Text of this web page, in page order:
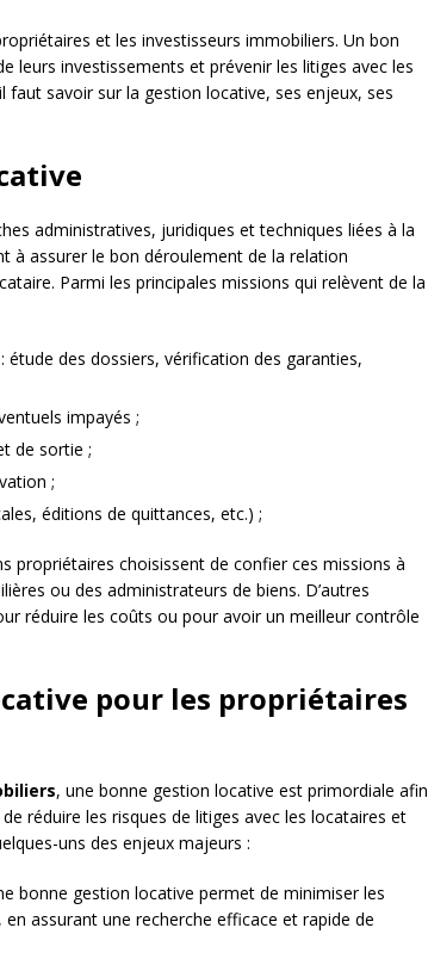
et les investisseurs immobiliers. Un bon
leurs investissements et prévenir les litiges avec les
faut savoir sur la gestion locative, ses enjeux, ses
administratives, juridiques et techniques liées à la
à assurer le bon déroulement de la relation
Parmi les principales missions qui relèvent de la
des dossiers, vérification des garanties,
impayés ;
de sortie ;
;
éditions de quittances, etc.) ;
propriétaires choisissent de confier ces missions à
ou des administrateurs de biens. D’autres
réduire les coûts ou pour avoir un meilleur contrôle
pour les propriétaires
, une bonne gestion locative est primordiale afin
réduire les risques de litiges avec les locataires et
uns des enjeux majeurs :
bonne gestion locative permet de minimiser les
assurant une recherche efficace et rapide de